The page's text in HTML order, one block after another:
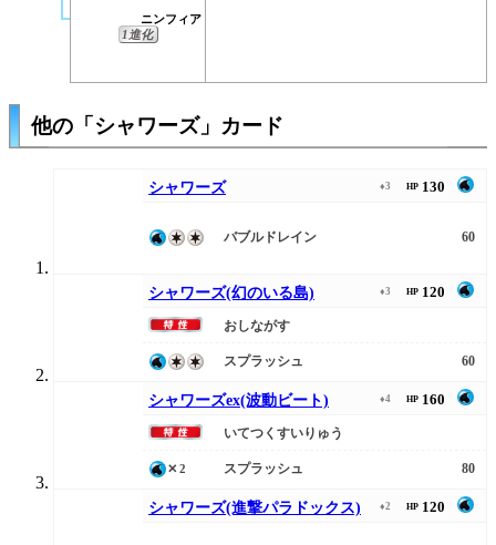
ニンフィア
1進化
他の「シャワーズ」カード
シャワーズ ♦3 HP 130
バブルドレイン 60
シャワーズ(幻のいる島) ♦3 HP 120
おしながす
スプラッシュ 60
シャワーズex(波動ビート) ♦4 HP 160
いてつくすいりゅう
✕2 スプラッシュ 80
シャワーズ(進撃パラドックス) ♦2 HP 120